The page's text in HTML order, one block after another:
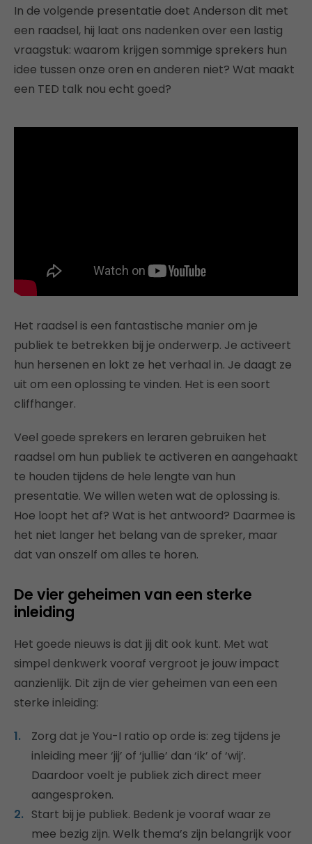
In de volgende presentatie doet Anderson dit met
een raadsel, hij laat ons nadenken over een lastig
vraagstuk: waarom krijgen sommige sprekers hun
idee tussen onze oren en anderen niet? Wat maakt
een TED talk nou echt goed?
Het raadsel is een fantastische manier om je
publiek te betrekken bij je onderwerp. Je activeert
hun hersenen en lokt ze het verhaal in. Je daagt ze
uit om een oplossing te vinden. Het is een soort
cliffhanger.
Veel goede sprekers en leraren gebruiken het
raadsel om hun publiek te activeren en aangehaakt
te houden tijdens de hele lengte van hun
presentatie. We willen weten wat de oplossing is.
Hoe loopt het af? Wat is het antwoord? Daarmee is
het niet langer het belang van de spreker, maar
dat van onszelf om alles te horen.
De vier geheimen van een sterke
inleiding
Het goede nieuws is dat jij dit ook kunt. Met wat
simpel denkwerk vooraf vergroot je jouw impact
aanzienlijk. Dit zijn de vier geheimen van een een
sterke inleiding:
Zorg dat je You-I ratio op orde is: zeg tijdens je
inleiding meer ‘jij’ of ‘jullie’ dan ‘ik’ of ‘wij’.
Daardoor voelt je publiek zich direct meer
aangesproken.
Start bij je publiek. Bedenk je vooraf waar ze
mee bezig zijn. Welk thema’s zijn belangrijk voor